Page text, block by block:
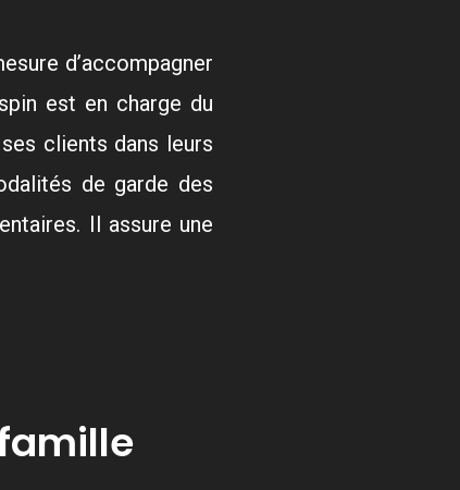
d’accompagner
est en charge du
clients dans leurs
de garde des
Il assure une